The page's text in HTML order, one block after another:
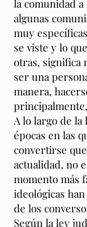
la comunidad
algunas
muy
se viste y lo
otras, significa
ser una
manera,
A lo largo de
épocas en las
convertirse
actualidad, no
momento más
ideológicas
de los
Según la ley